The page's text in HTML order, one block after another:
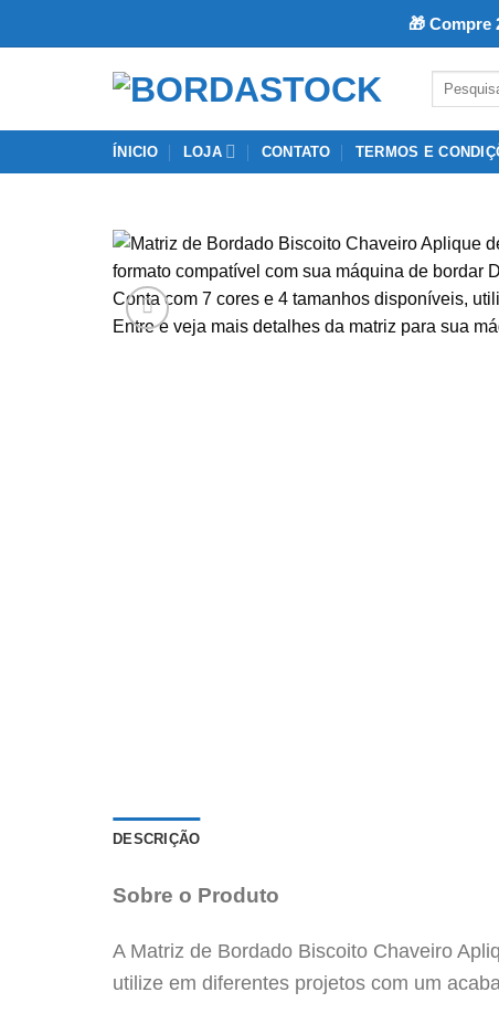
🎁 Compre
Pesquisar
ÍNICIO LOJA CONTATO TERMOS E
DESCRIÇÃO
Sobre o Produto
A Matriz de Bordado Biscoito Chaveiro
utilize em diferentes projetos com um